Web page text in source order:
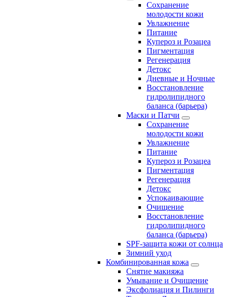
Сохранение
молодости кожи
Увлажнение
Питание
Купероз и Розацеа
Пигментация
Регенерация
Детокс
Дневные и Ночные
Восстановление
гидролипидного
баланса (барьера)
Маски и Патчи
Сохранение
молодости кожи
Увлажнение
Питание
Купероз и Розацеа
Пигментация
Регенерация
Детокс
Успокаивающие
Очищение
Восстановление
гидролипидного
баланса (барьера)
SPF-защита кожи от солнца
Зимний уход
Комбинированная кожа
Снятие макияжа
Умывание и Очищение
Эксфолиация и Пилинги